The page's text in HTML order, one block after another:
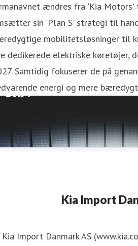
ændres fra 'Kia Motors'
sin 'Plan S' strategi til
mobilitetsløsninger til
dedikerede elektriske køretøjer,
Samtidig fokuserer de på
energi og mere
Kia Import
Kia Import Danmark AS